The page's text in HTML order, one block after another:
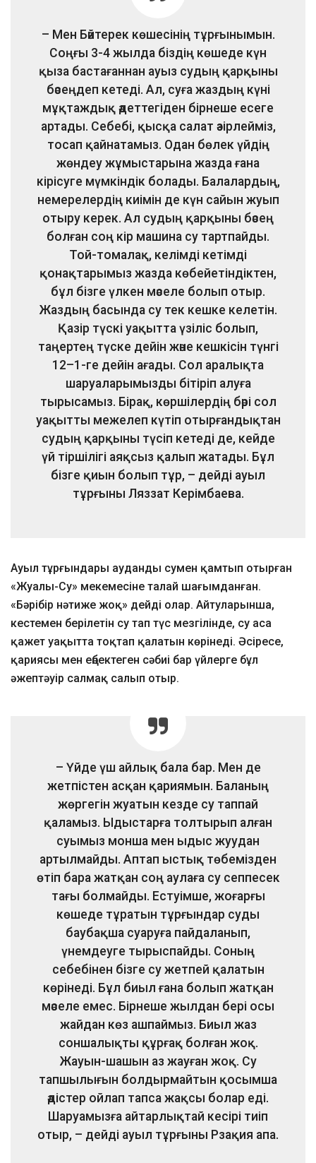
– Мен Бәйтерек көшесінің тұрғынымын.
Соңғы 3-4 жылда біздің көшеде күн
қыза бастағаннан ауыз судың қарқыны
бәсеңдеп кетеді. Ал, суға жаздың күні
мұқтаждық әдеттегіден бірнеше есеге
артады. Себебі, қысқа салат әзірлейміз,
тосап қайнатамыз. Одан бөлек үйдің
жөндеу жұмыстарына жазда ғана
кірісуге мүмкіндік болады. Балалардың,
немерелердің киімін де күн сайын жуып
отыру керек. Ал судың қарқыны бәсең
болған соң кір машина су тартпайды.
Той-томалақ, келімді кетімді
қонақтарымыз жазда көбейетіндіктен,
бұл бізге үлкен мәселе болып отыр.
Жаздың басында су тек кешке келетін.
Қазір түскі уақытта үзіліс болып,
таңертең түске дейін және кешкісін түнгі
12–1-ге дейін ағады. Сол аралықта
шаруаларымызды бітіріп алуға
тырысамыз. Бірақ, көршілердің бәрі сол
уақытты межелеп күтіп отырғандықтан
судың қарқыны түсіп кетеді де, кейде
үй тіршілігі аяқсыз қалып жатады. Бұл
бізге қиын болып тұр, – дейді ауыл
тұрғыны Ляззат Керімбаева.
Ауыл тұрғындары ауданды сумен қамтып отырған
«Жуалы-Су» мекемесіне талай шағымданған.
«Бәрібір нәтиже жоқ» дейді олар. Айтуларынша,
кестемен берілетін су тап түс мезгілінде, су аса
қажет уақытта тоқтап қалатын көрінеді. Әсіресе,
қариясы мен еңбектеген сәбиі бар үйлерге бұл
әжептәуір салмақ салып отыр.
– Үйде үш айлық бала бар. Мен де
жетпістен асқан қариямын. Баланың
жөргегін жуатын кезде су таппай
қаламыз. Ыдыстарға толтырып алған
суымыз монша мен ыдыс жуудан
артылмайды. Аптап ыстық төбемізден
өтіп бара жатқан соң аулаға су сеппесек
тағы болмайды. Естуімше, жоғарғы
көшеде тұратын тұрғындар суды
баубақша суаруға пайдаланып,
үнемдеуге тырыспайды. Соның
себебінен бізге су жетпей қалатын
көрінеді. Бұл биыл ғана болып жатқан
мәселе емес. Бірнеше жылдан бері осы
жайдан көз ашпаймыз. Биыл жаз
соншалықты құрғақ болған жоқ.
Жауын-шашын аз жауған жоқ. Су
тапшылығын болдырмайтын қосымша
әдістер ойлап тапса жақсы болар еді.
Шаруамызға айтарлықтай кесірі тиіп
отыр, – дейді ауыл тұрғыны Рзақия апа.